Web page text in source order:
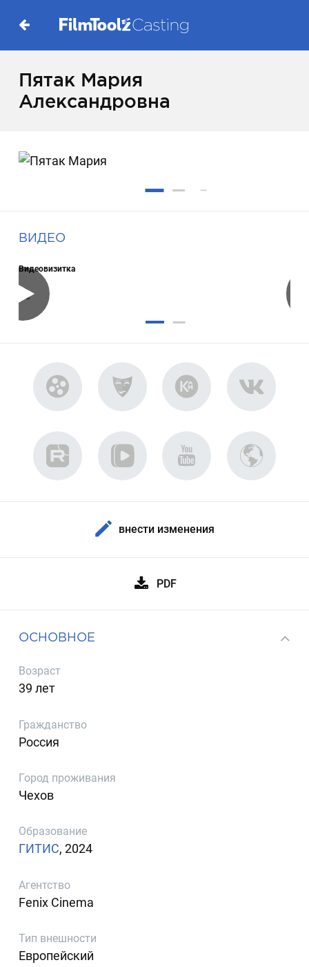
Пятак Мария
Александровна
ВИДЕО
Видеовизитка
внести изменения
PDF
ОСНОВНОЕ
Возраст
39 лет
Гражданство
Россия
Город проживания
Чехов
Образование
ГИТИС, 2024
Агентство
Fenix Cinema
Тип внешности
Европейский